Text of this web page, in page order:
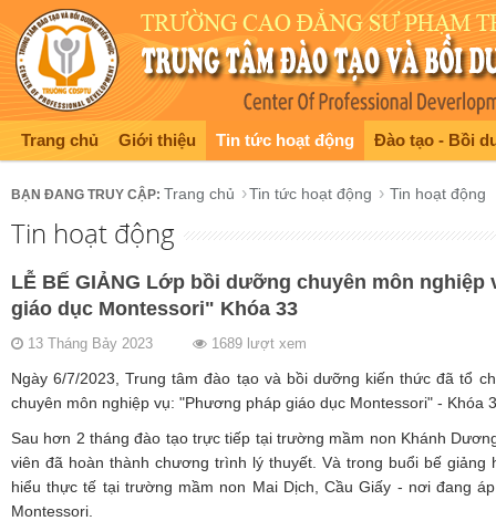
Trang chủ Giới thiệu Tin tức hoạt động Đào tạo - Bồi
Trang chủ Tin tức hoạt động Tin hoạt động
Tin hoạt động
LỄ BẾ GIẢNG Lớp bồi dưỡng chuyên môn
giáo dục Montessori" Khóa 33
13 Tháng Bảy 2023 1689 lượt xem
Ngày 6/7/2023, Trung tâm đào tạo và bồi dưỡng kiến thức đã tổ
chuyên môn nghiệp vụ: "Phương pháp giáo dục Montessori" - Khóa
Sau hơn 2 tháng đào tạo trực tiếp tại trường mầm non Khánh
viên đã hoàn thành chương trình lý thuyết. Và trong buổi bế
hiểu thực tế tại trường mầm non Mai Dịch, Cầu Giấy - nơi đang
Montessori.